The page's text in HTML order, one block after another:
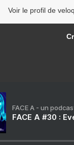
Voir le profil de
FACE A - un
FACE A #30 :